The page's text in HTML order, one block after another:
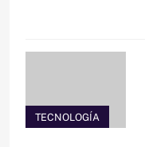
TECNOLOGÍA